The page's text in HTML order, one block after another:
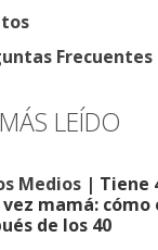
Frecuentes
LEÍDO
Medios | Tiene
mamá: cómo
de los 40